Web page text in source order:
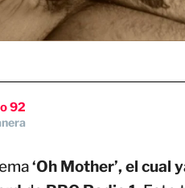
92
‘Oh Mother’, el cual